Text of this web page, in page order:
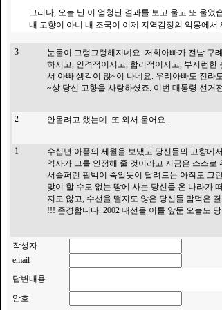
그러나, 오늘 난 이 엄청난 결과를 보고 울고 또 울었
내 고향이 아니 내 조국이 이제 지역감정의 악몽에서
3
눈물이 그렁그렁해지네요. 저희아빠가 전남 구
하시고, 인격적이시고, 합리적이시고, 부지런한
서 아빠 생각이 많~이 나네요. 우리아빠도 전라
~상 당신 고향을 사랑하셨죠. 이번 대통령 선거
2
안올려고 했는데..또 와서 울어요..
1
수십년 아픔의 세월을 보냈고 당신들의 고향에
역사가 그를 인정해 줄 것이라고 지금은 스스
서슬퍼런 핍박이 죽일듯이 달려드는 아직도 그
맞이 할 수도 없는 땅에 사는 당신들 온 나라가
지도 않고, 수선을 떨지도 않은 당신들 맘먹은
!!! 존경합니다. 2002 대선을 이틀 앞둔 오늘도
작성자
email
답변내용
암호